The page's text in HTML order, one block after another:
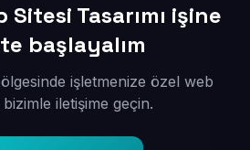
Sitesi Tasarımı işine
başlayalım
işletmenize özel web
iletişime geçin.